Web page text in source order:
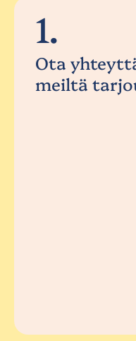
1.
Ota
meiltä